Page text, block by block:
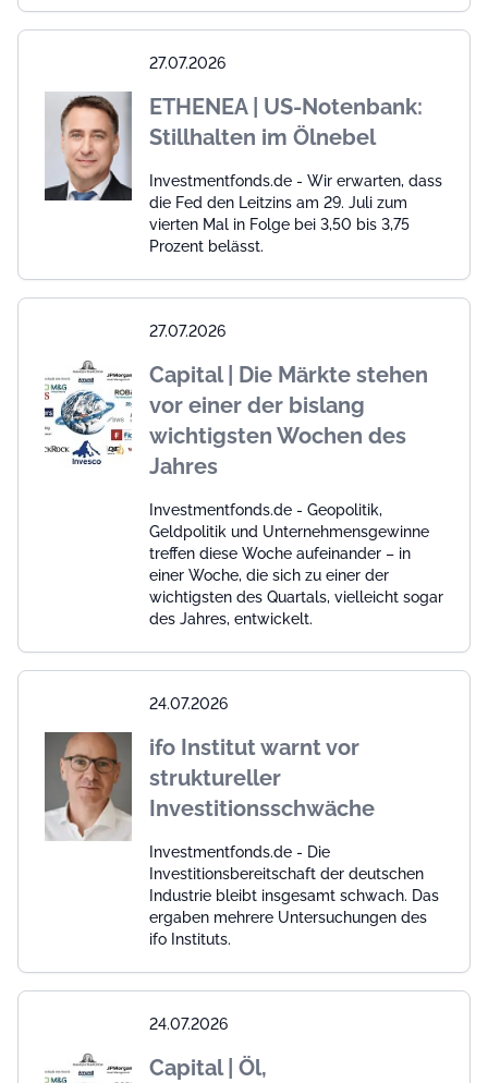
27.07.2026
ETHENEA | US-Notenbank:
Stillhalten im Ölnebel
Investmentfonds.de - Wir erwarten, dass
die Fed den Leitzins am 29. Juli zum
vierten Mal in Folge bei 3,50 bis 3,75
Prozent belässt.
27.07.2026
Capital | Die Märkte stehen
vor einer der bislang
wichtigsten Wochen des
Jahres
Investmentfonds.de - Geopolitik,
Geldpolitik und Unternehmensgewinne
treffen diese Woche aufeinander – in
einer Woche, die sich zu einer der
wichtigsten des Quartals, vielleicht sogar
des Jahres, entwickelt.
24.07.2026
ifo Institut warnt vor
struktureller
Investitionsschwäche
Investmentfonds.de - Die
Investitionsbereitschaft der deutschen
Industrie bleibt insgesamt schwach. Das
ergaben mehrere Untersuchungen des
ifo Instituts.
24.07.2026
Capital | Öl,